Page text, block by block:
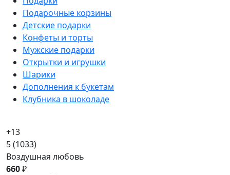
Подарочные корзины
Детские подарки
Конфеты и торты
Мужские подарки
Открытки и игрушки
Шарики
Дополнения к букетам
Клубника в шоколаде
+13
5(1033)
Воздушная любовь
660₽